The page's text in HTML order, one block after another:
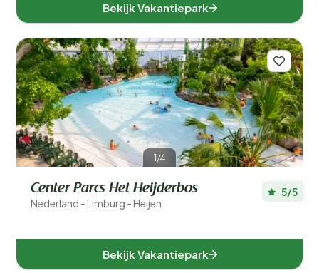
Bekijk Vakantiepark
1/4
Center Parcs Het Heijderbos
Nederland - Limburg - Heijen
5/5
Bekijk Vakantiepark